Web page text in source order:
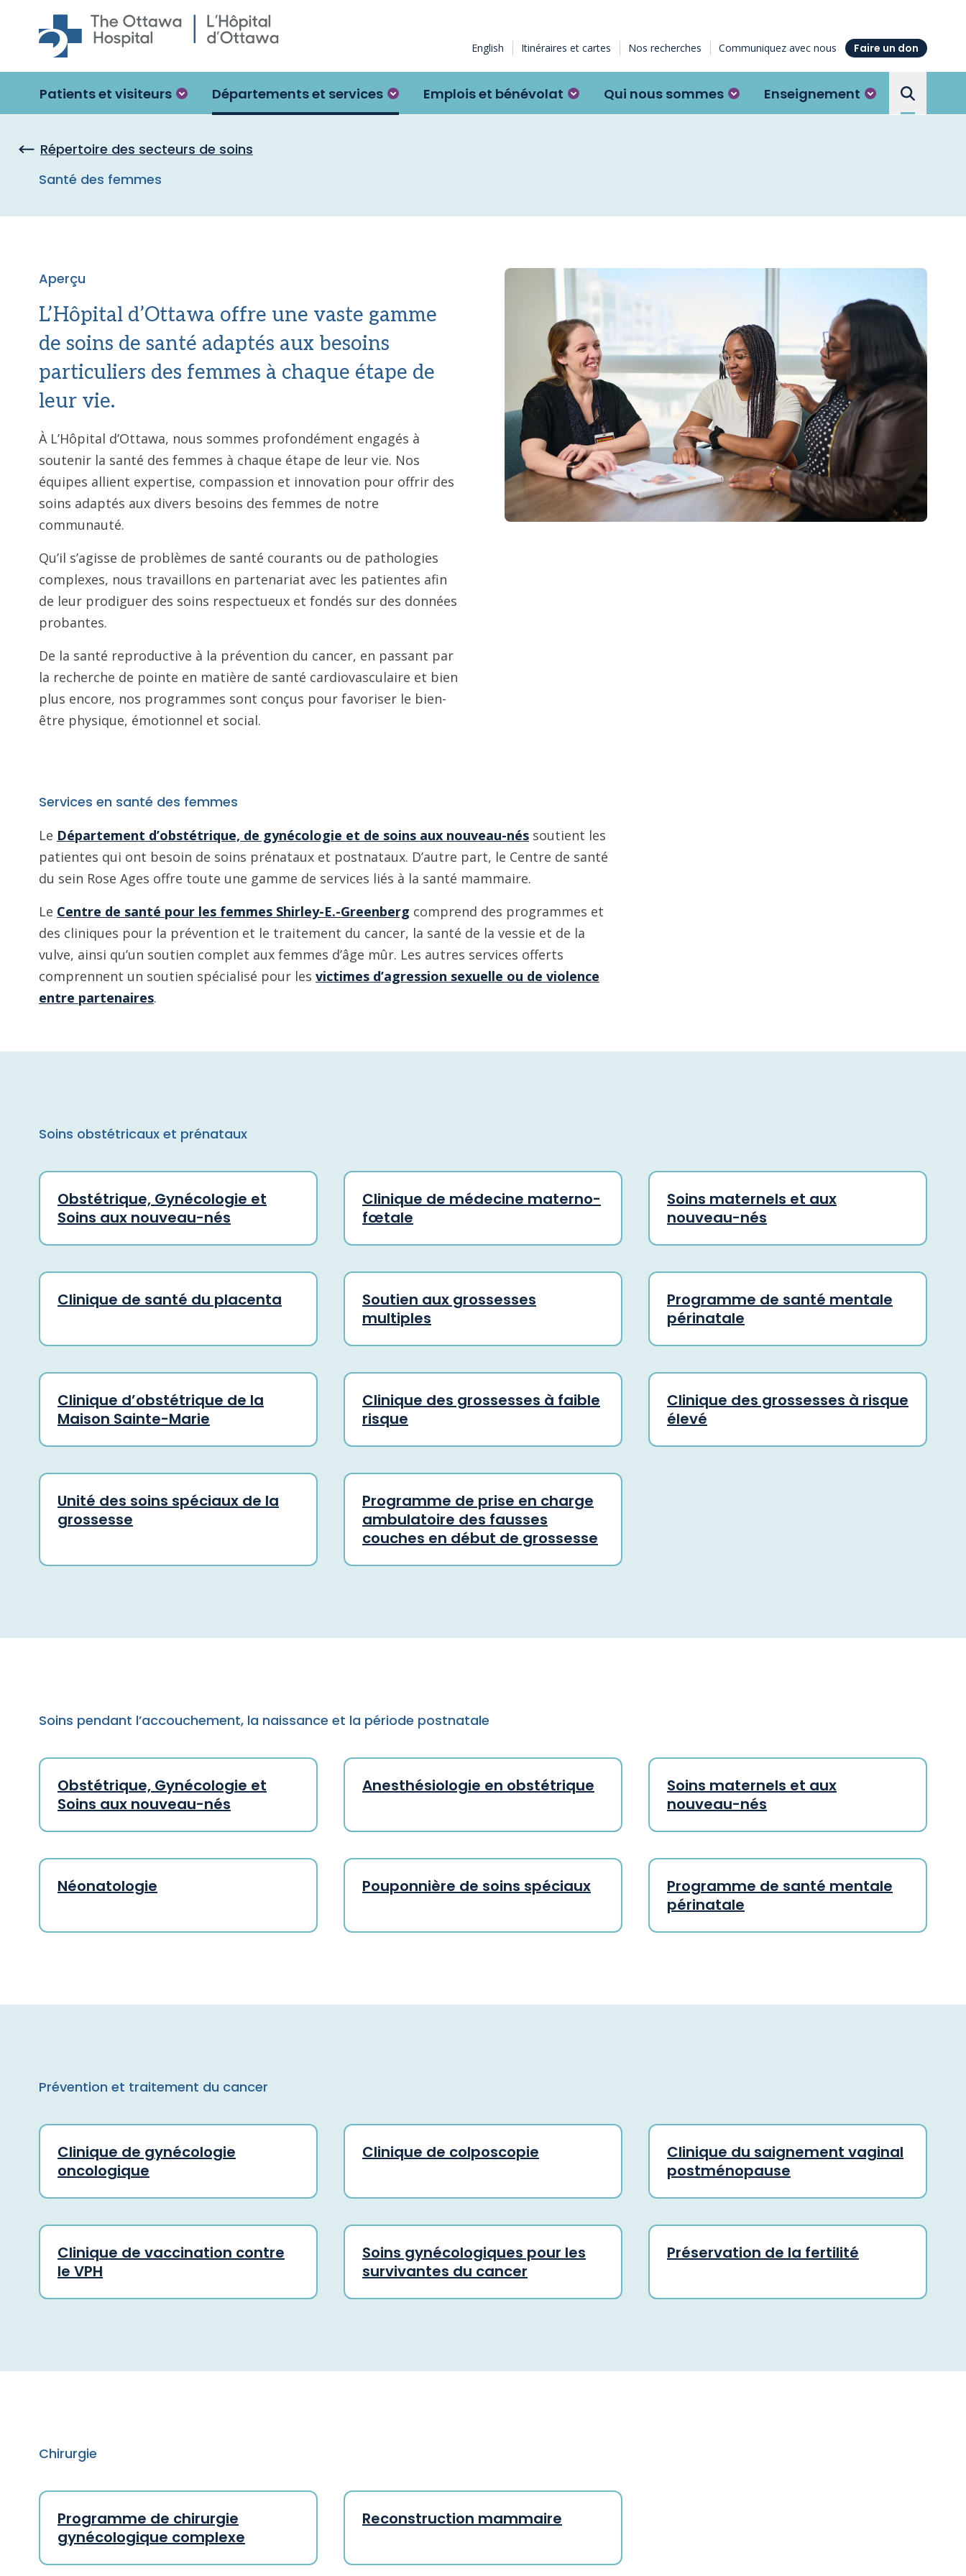
Skip to main content
English Itinéraires et cartes Nos recherches Communiquez avec nous Faire un don
Patients et visiteurs Départements et services Emplois et bénévolat Qui nous sommes Enseignement
Search
Répertoire des secteurs de soins
Santé des femmes
Aperçu
L’Hôpital d’Ottawa offre une vaste gamme
de soins de santé adaptés aux besoins
particuliers des femmes à chaque étape de
leur vie.
À L’Hôpital d’Ottawa, nous sommes profondément engagés à
soutenir la santé des femmes à chaque étape de leur vie. Nos
équipes allient expertise, compassion et innovation pour offrir des
soins adaptés aux divers besoins des femmes de notre
communauté.
Qu’il s’agisse de problèmes de santé courants ou de pathologies
complexes, nous travaillons en partenariat avec les patientes afin
de leur prodiguer des soins respectueux et fondés sur des données
probantes.
De la santé reproductive à la prévention du cancer, en passant par
la recherche de pointe en matière de santé cardiovasculaire et bien
plus encore, nos programmes sont conçus pour favoriser le bien-
être physique, émotionnel et social.
Services en santé des femmes
Le Département d’obstétrique, de gynécologie et de soins aux nouveau-nés soutient les
patientes qui ont besoin de soins prénataux et postnataux. D’autre part, le Centre de santé
du sein Rose Ages offre toute une gamme de services liés à la santé mammaire.
Le Centre de santé pour les femmes Shirley-E.-Greenberg comprend des programmes et
des cliniques pour la prévention et le traitement du cancer, la santé de la vessie et de la
vulve, ainsi qu’un soutien complet aux femmes d’âge mûr. Les autres services offerts
comprennent un soutien spécialisé pour les victimes d’agression sexuelle ou de violence
entre partenaires.
Soins obstétricaux et prénataux
Obstétrique, Gynécologie et
Soins aux nouveau-nés
Clinique de médecine materno-
fœtale
Soins maternels et aux
nouveau-nés
Clinique de santé du placenta
Soutien aux grossesses
multiples
Programme de santé mentale
périnatale
Clinique d’obstétrique de la
Maison Sainte-Marie
Clinique des grossesses à faible
risque
Clinique des grossesses à risque
élevé
Unité des soins spéciaux de la
grossesse
Programme de prise en charge
ambulatoire des fausses
couches en début de grossesse
Soins pendant l’accouchement, la naissance et la période postnatale
Obstétrique, Gynécologie et
Soins aux nouveau-nés
Anesthésiologie en obstétrique
Soins maternels et aux
nouveau-nés
Néonatologie Pouponnière de soins spéciaux
Programme de santé mentale
périnatale
Prévention et traitement du cancer
Clinique de gynécologie
oncologique
Clinique de colposcopie
Clinique du saignement vaginal
postménopause
Clinique de vaccination contre
le VPH
Soins gynécologiques pour les
survivantes du cancer
Préservation de la fertilité
Chirurgie
Programme de chirurgie
gynécologique complexe
Reconstruction mammaire